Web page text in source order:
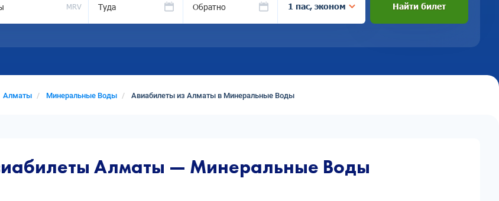
MRV Туда Обратно 1 пас, эконом Найти билет
Алматы Минеральные Воды Авиабилеты из Алматы в Минеральные Воды
Алматы — Минеральные Воды